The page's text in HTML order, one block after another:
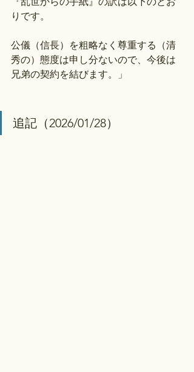
りです。
公儀（信長）を粗略なく尊重する（清
秀の）態度は申し分ないので、今後は
兄弟の契約を結びます。」
追記（2026/01/28）